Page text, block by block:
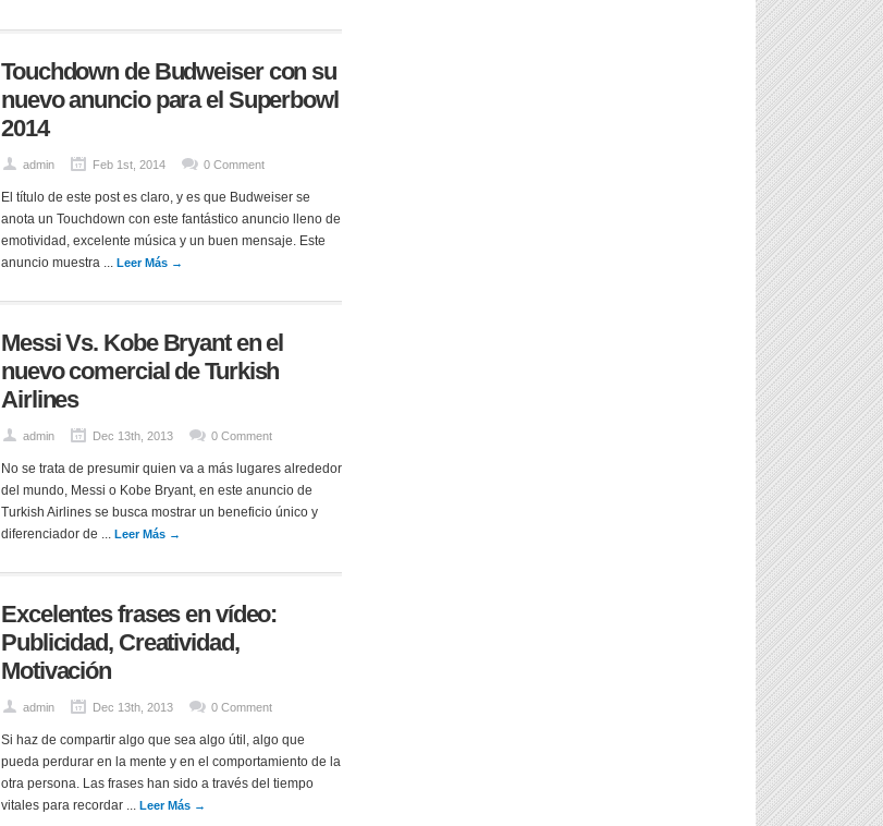
Touchdown de Budweiser con su
nuevo anuncio para el Superbowl
2014
admin Feb 1st, 2014 0 Comment
El título de este post es claro, y es que Budweiser se
anota un Touchdown con este fantástico anuncio lleno de
emotividad, excelente música y un buen mensaje. Este
anuncio muestra ... Leer Más →
Messi Vs. Kobe Bryant en el
nuevo comercial de Turkish
Airlines
admin Dec 13th, 2013 0 Comment
No se trata de presumir quien va a más lugares alrededor
del mundo, Messi o Kobe Bryant, en este anuncio de
Turkish Airlines se busca mostrar un beneficio único y
diferenciador de ... Leer Más →
Excelentes frases en vídeo:
Publicidad, Creatividad,
Motivación
admin Dec 13th, 2013 0 Comment
Si haz de compartir algo que sea algo útil, algo que
pueda perdurar en la mente y en el comportamiento de la
otra persona. Las frases han sido a través del tiempo
vitales para recordar ... Leer Más →